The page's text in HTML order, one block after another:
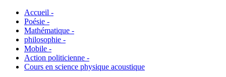
Accueil -
Poésie -
Mathématique -
philosophie -
Mobile -
Action politicienne -
Cours en science physique acoustique